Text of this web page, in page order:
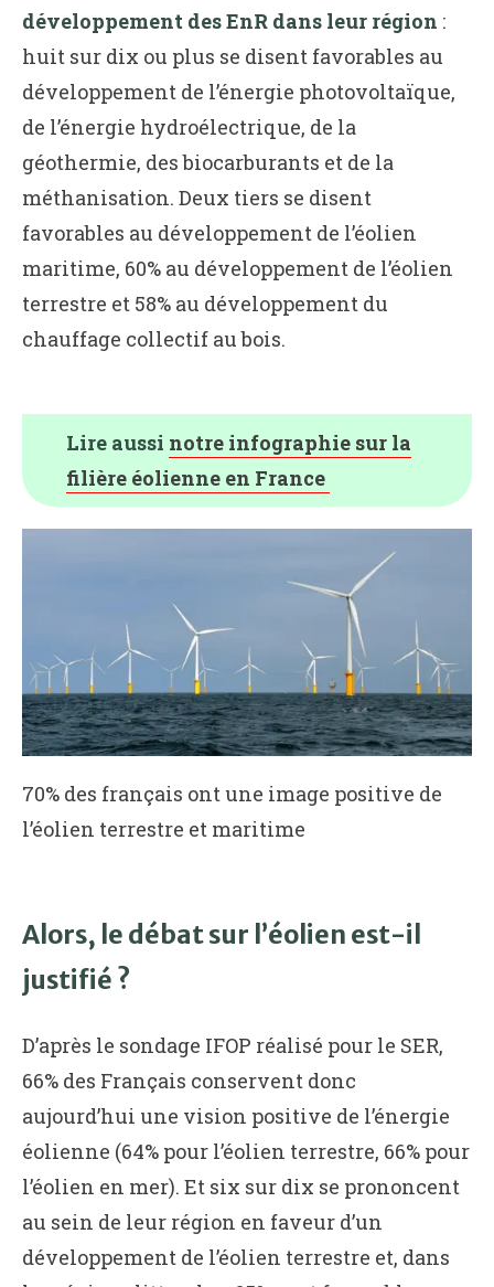
développement des EnR dans leur région :
huit sur dix ou plus se disent favorables au
développement de l’énergie photovoltaïque,
de l’énergie hydroélectrique, de la
géothermie, des biocarburants et de la
méthanisation. Deux tiers se disent
favorables au développement de l’éolien
maritime, 60% au développement de l’éolien
terrestre et 58% au développement du
chauffage collectif au bois.
Lire aussi notre infographie sur la
filière éolienne en France
70% des français ont une image positive de
l’éolien terrestre et maritime
Alors, le débat sur l’éolien est-il
justifié ?
D’après le sondage IFOP réalisé pour le SER,
66% des Français conservent donc
aujourd’hui une vision positive de l’énergie
éolienne (64% pour l’éolien terrestre, 66% pour
l’éolien en mer). Et six sur dix se prononcent
au sein de leur région en faveur d’un
développement de l’éolien terrestre et, dans